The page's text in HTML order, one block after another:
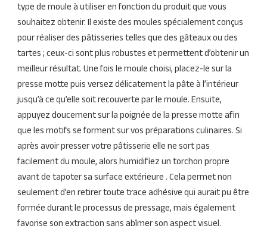
type de moule à utiliser en fonction du produit que vous
souhaitez obtenir. Il existe des moules spécialement conçus
pour réaliser des pâtisseries telles que des gâteaux ou des
tartes ; ceux-ci sont plus robustes et permettent d’obtenir un
meilleur résultat. Une fois le moule choisi, placez-le sur la
presse motte puis versez délicatement la pâte à l’intérieur
jusqu’à ce qu’elle soit recouverte par le moule. Ensuite,
appuyez doucement sur la poignée de la presse motte afin
que les motifs se forment sur vos préparations culinaires. Si
après avoir presser votre pâtisserie elle ne sort pas
facilement du moule, alors humidifiez un torchon propre
avant de tapoter sa surface extérieure . Cela permet non
seulement d’en retirer toute trace adhésive qui aurait pu être
formée durant le processus de pressage, mais également
favorise son extraction sans abîmer son aspect visuel.